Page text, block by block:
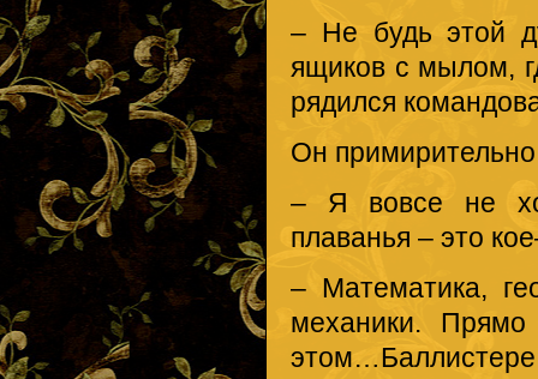
– Не будь этой
ящиков с мылом,
рядился
Он
– Я вовсе не
плаванья – это
– Математика,
механики.